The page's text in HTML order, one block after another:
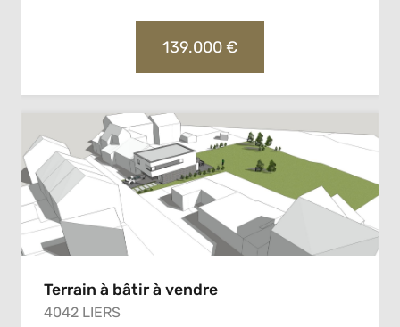
139.000 €
Terrain à bâtir à vendre
4042 LIERS